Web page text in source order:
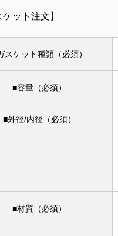
ケット注文】
スケット種類（必須）
■容量（必須）
■外径/内径（必須）
■材質（必須）